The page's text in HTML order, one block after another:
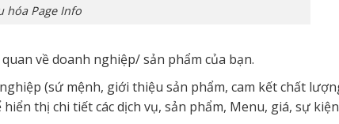
hóa Page Info
về doanh nghiệp/ sản phẩm của bạn.
(sứ mệnh, giới thiệu sản phẩm, cam kết chất
thị chi tiết các dịch vụ, sản phẩm, Menu, giá, sự